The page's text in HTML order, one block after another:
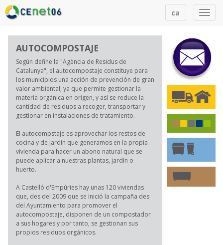
ca
AUTOCOMPOSTAJE
Según define la "Agència de Residus de
Catalunya", el autocompostaje constituye para
los municipios una acción de prevención de gran
valor ambiental, ya que permite gestionar la
materia orgánica en origen, y así se reduce la
cantidad de residuos a recoger, transportar y
gestionar en instalaciones de tratamiento.
El autocompstaje es aprovechar los restos de
cocina y de jardín que generamos en la propia
vivienda para hacer un abono natural que se
puede aplicar a nuestras plantas, jardín o
huerto.
A Castelló d'Empúries hay unas 120 viviendas
que, des del 2009 que se inició la campaña des
del Ayuntamiento para promover el
autocompostaje, disponen de un compostador
a sus hogares y por tanto, se gestionan sus
propios residuos orgánicos.